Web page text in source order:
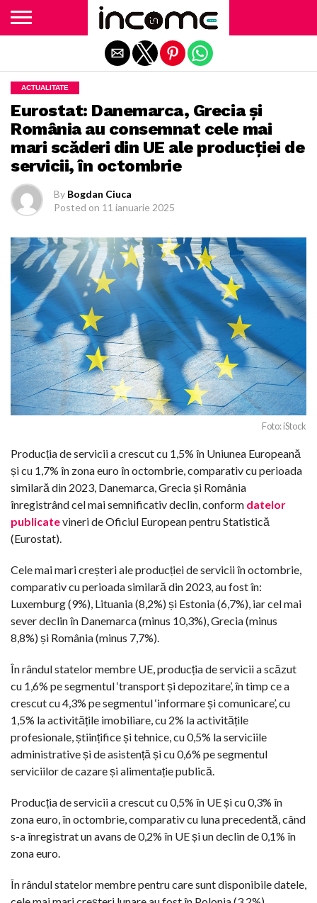
ACTUALITATE
Eurostat: Danemarca, Grecia și
România au consemnat cele mai
mari scăderi din UE ale producției de
servicii, în octombrie
By Bogdan Ciuca
Posted on 11 ianuarie 2025
Foto: iStock
Producția de servicii a crescut cu 1,5% în Uniunea Europeană
și cu 1,7% în zona euro în octombrie, comparativ cu perioada
similară din 2023, Danemarca, Grecia și România
înregistrând cel mai semnificativ declin, conform datelor
publicatevineri de Oficiul European pentru Statistică
(Eurostat).
Cele mai mari creșteri ale producției de servicii în octombrie,
comparativ cu perioada similară din 2023, au fost în:
Luxemburg (9%), Lituania (8,2%) și Estonia (6,7%), iar cel mai
sever declin în Danemarca (minus 10,3%), Grecia (minus
8,8%) și România (minus 7,7%).
În rândul statelor membre UE, producția de servicii a scăzut
cu 1,6% pe segmentul ‘transport și depozitare’, în timp ce a
crescut cu 4,3% pe segmentul ‘informare și comunicare’, cu
1,5% la activitățile imobiliare, cu 2% la activitățile
profesionale, științifice și tehnice, cu 0,5% la serviciile
administrative și de asistență și cu 0,6% pe segmentul
serviciilor de cazare și alimentație publică.
Producția de servicii a crescut cu 0,5% în UE și cu 0,3% în
zona euro, în octombrie, comparativ cu luna precedentă, când
s-a înregistrat un avans de 0,2% în UE și un declin de 0,1% în
zona euro.
În rândul statelor membre pentru care sunt disponibile datele,
Exit mobile version